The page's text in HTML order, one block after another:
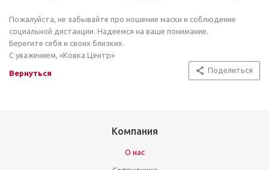
Пожалуйста, не забывайте про ношение маски и соблюдение
социальной дистанции. Надеемся на ваше понимание.
Берегите себя и своих близких.
С уважением, «Ковка Центр»
Вернуться Поделиться
Компания
О нас